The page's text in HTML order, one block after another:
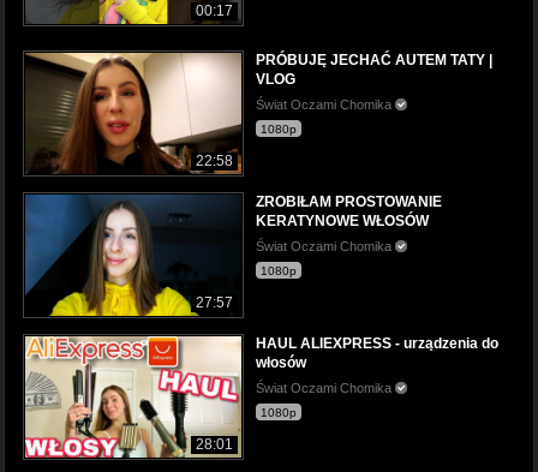
00:17
22:58
PRÓBUJĘ JECHAĆ AUTEM TATY |
VLOG
Świat Oczami Chomika
1080p
27:57
ZROBIŁAM PROSTOWANIE
KERATYNOWE WŁOSÓW
Świat Oczami Chomika
1080p
28:01
HAUL ALIEXPRESS - urządzenia do
włosów
Świat Oczami Chomika
1080p